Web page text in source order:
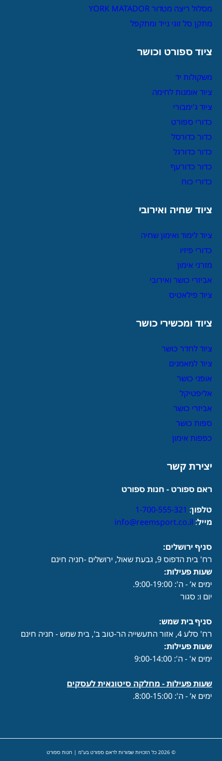
מסלול ריצה מטדור YORK MATADOR
מתקן סל זוגי נייד ומתקפל
ציוד ספורט וכושר
משקולות יד
ציוד אומנות לחימה
ציוד ג'ימבורי
כדורי ספורט
כדור כדורסל
כדור כדורגל
כדור כדורעף
כדורי כוח
ציוד שחיה ואירובי
ציוד לימוד ואימון שחיה
כדורי פיזיו
מזרני אימון
אביזרי כושר ואירובי
ציוד פילאטיס
ציוד ומכשירי כושר
ציוד לחדר כושר
ציוד למאמנים
אופני כושר
אליפטיקל
אביזרי כושר
ספות כושר
כפפות אימון
יצירת קשר
ראם ספורט - חנות ספורט
טלפון:
1-700-555-321
מייל:
info@reemsport.co.il
סניף ירושלים:
רח' בית הדפוס 9, גבעת שאול, ירושלים -חניה חינם
שעות פעילות:
ימים א’ - ה': 9:00-19:00.
יום ו: סגור
סניף בית שמש:
רח' סלע 4, אזור התעשייה הר-טוב ב', בית שמש - חניה חינם
שעות פעילות:
ימים א' - ה': 9:00-14:00
שעות פעילות - מחלקה סיטונאית לעסקים
ימים א’ - ה': 8:00-15:00.
© 2026 כל הזכויות שמורות לראם ספורט בע"מ | חנות ספורט